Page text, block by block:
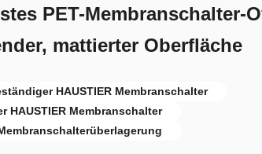
PET-Membranschalter-
mattierter Oberfläche
HAUSTIER Membranschalter
HAUSTIER Membranschalter